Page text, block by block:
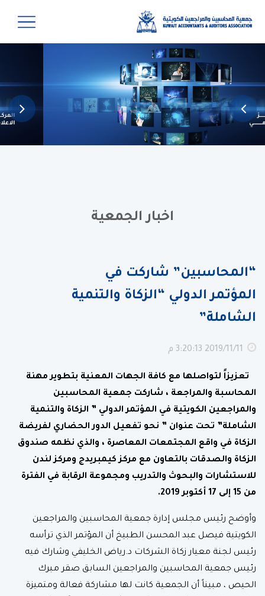
اخبار الجمعية
“المحاسبين” شاركت في
المؤتمر الدولي “الزكاة والتنمية
الشاملة”
11‏‏/11‏‏/2019 3:20:13 م
تعزيزاً لتواصلها مع كافة الجهات المعنية بتطوير مهنة
المحاسبة والمراجعة ، شاركت جمعية المحاسبين
والمراجعين الكويتية في المؤتمر الدولي ” الزكاة والتنمية
الشاملة” تحت عنوان ” نحو تفعيل الدور الحضاري لفريضة
الزكاة في واقع المجتمعات المعاصرة ، والذي نظمه صندوق
الزكاة والصدقات بالتعاون مع مركز كيمبريدج ومركز لندن
للاستشارات والبحوث والتدريب ومجموعة الرقابة في الفترة
من 15 إلى 17 أكتوبر 2019
.
وأوضح رئيس مجلس إدارة جمعية المحاسبين والمراجعين
الكويتية فيصل عبد المحسن الطبيخ أن المؤتمر الذي ترأسه
رئيس لجنة معيار زكاة الشركات د.رياض الخليفي وشارك فيه
رئيس جمعية المحاسبين والمراجعين السابق صقر مبرك
الحيص ، مبيناً أن الجمعية كانت لها مشاركة فعالة ومتميزة